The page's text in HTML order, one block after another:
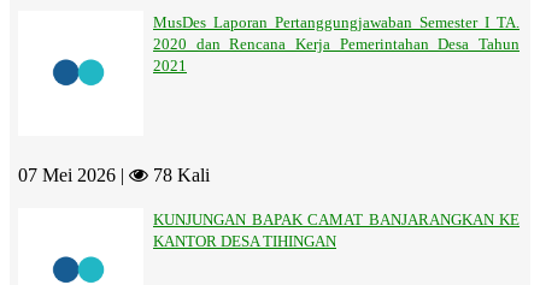
MusDes Laporan Pertanggungjawaban Semester I TA.
2020 dan Rencana Kerja Pemerintahan Desa Tahun
2021
07 Mei 2026 | 78 Kali
KUNJUNGAN BAPAK CAMAT BANJARANGKAN KE
KANTOR DESA TIHINGAN